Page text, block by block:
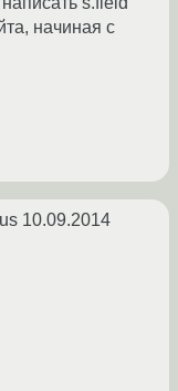
начиная с
10.09.2014